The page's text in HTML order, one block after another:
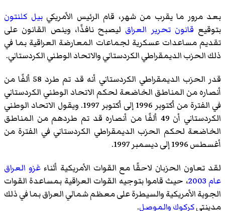
بعد مرور ما يقرب من شهر، قام الرئيس الأمريكيبيل كلنتون
بتوقيع قانون تحرير العراق ليصبح نافذًا، وينص القانون على
تقديم مساعدات عسكرية لجماعات المعارضة العراقية بما في
ذلك الحزب الديمقراطي الكردستاني والاتحاد الوطني الكردستاني.
قدر الحزب الديمقراطي الكردستاني أنه قد تم طرد 58 ألفًا من
أنصاره من المناطق الخاضعة لحكم الاتحاد الوطني الكردستاني
في الفترة من أكتوبر 1996 إلى أكتوبر 1997. ويقول الاتحاد الوطني
الكردستاني أن 49 ألفًا من أنصاره قد تم طردهم من المناطق
الخاضعة لحكم الحزب الديمقراطي الكردستاني في الفترة من
أغسطس 1996 إلى ديسمبر 1997.
لقد تعاون الحزبان لاحقًا مع القوات الأمريكية أثناءغزو العراق
عام 2003
، حيث قاموا بتوجيه القوات العراقية بمساعدة القوات
الجوية الأمريكية والسيطرة على معظم شمالي العراق بما في ذلك
مدينتيكركوكوالموصل.